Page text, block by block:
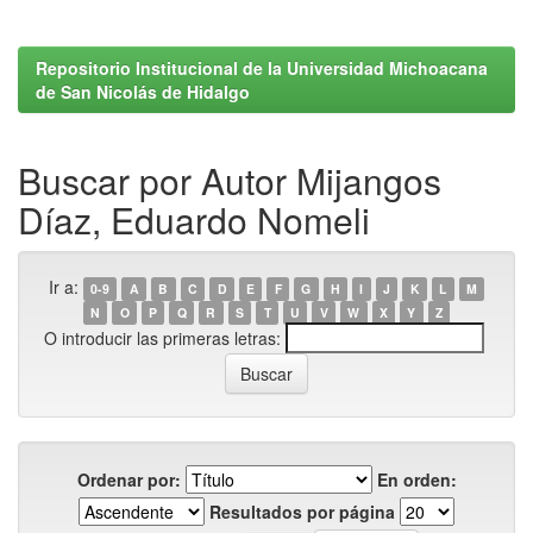
Repositorio Institucional de la Universidad Michoacana
de San Nicolás de Hidalgo
Buscar por Autor Mijangos
Díaz, Eduardo Nomeli
Ir a: 0-9 A B C D E F G H I J K L
M
N
O P Q R S T U V W X Y Z
O introducir las primeras letras:
Ordenar por:
En orden:
Resultados por página